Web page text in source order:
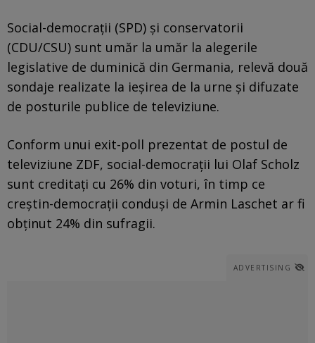
Social-democraţii (SPD) şi conservatorii
(CDU/CSU) sunt umăr la umăr la alegerile
legislative de duminică din Germania, relevă două
sondaje realizate la ieşirea de la urne şi difuzate
de posturile publice de televiziune.
Conform unui exit-poll prezentat de postul de
televiziune ZDF, social-democraţii lui Olaf Scholz
sunt creditaţi cu 26% din voturi, în timp ce
creştin-democraţii conduşi de Armin Laschet ar fi
obţinut 24% din sufragii.
ADVERTISING